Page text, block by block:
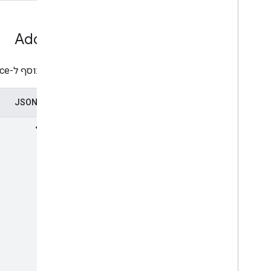
Add
הגדרת תוסף ל-Google Workspace.